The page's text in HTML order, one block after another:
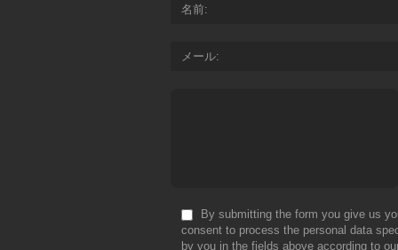
名前
メール
By submitting the form you give us
consent to process the personal data
by you in the fields above according to